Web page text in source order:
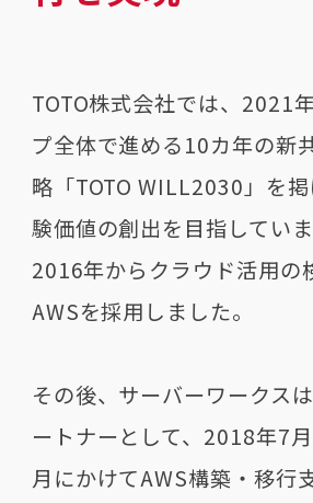
TOTO株式会社では、2021
プ全体で進める10カ年の新
略「TOTO WILL2030」を
験価値の創出を目指していま
2016年からクラウド活用の
AWSを採用しました。
その後、サーバーワークス
ートナーとして、2018年7
月にかけてAWS構築・移行